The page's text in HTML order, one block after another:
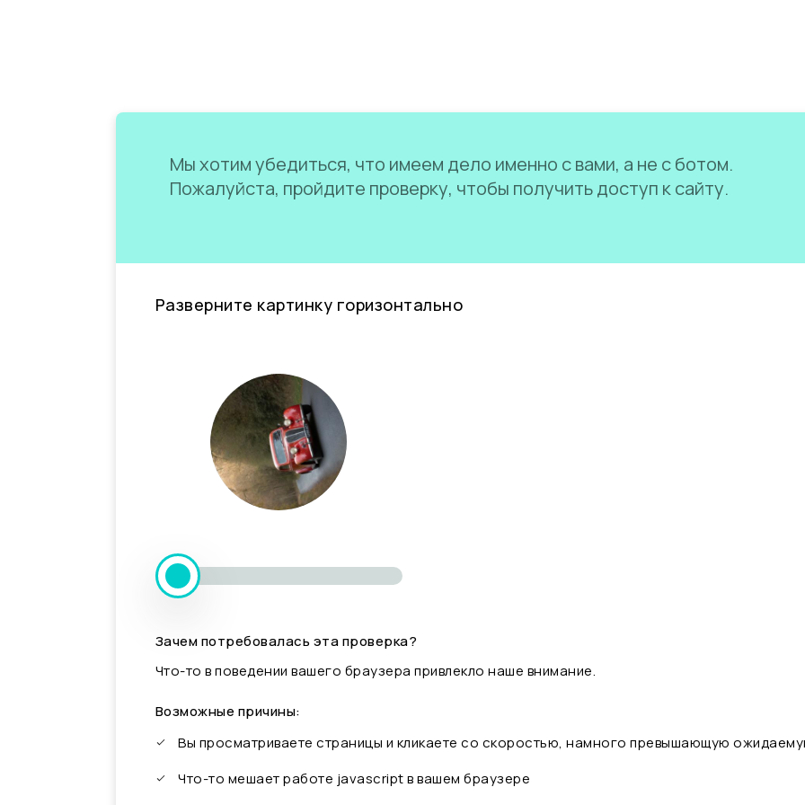
Мы хотим убедиться, что имеем дело именно с вами, а не с ботом.
Пожалуйста, пройдите проверку, чтобы получить доступ к сайту.
Разверните картинку горизонтально
Зачем потребовалась эта проверка?
Что-то в поведении вашего браузера привлекло наше внимание.
Возможные причины:
Вы просматриваете страницы и кликаете со скоростью, намного превышающую
Что-то мешает работе javascript в вашем браузере